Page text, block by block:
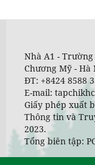
Nhà A1 -
Chương Mỹ - Hà
ĐT: +8424 8588
E-mail:
Giấy phép xuất
Thông tin và
2023.
Tổng biên tập: